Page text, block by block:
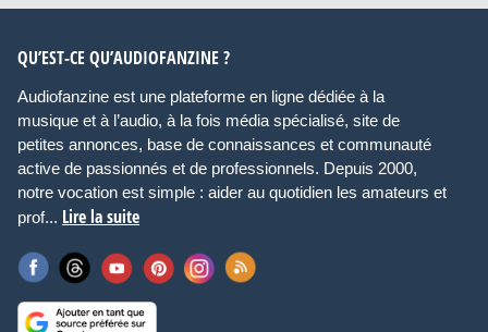
QU’EST-CE QU’AUDIOFANZINE ?
Audiofanzine est une plateforme en ligne dédiée à la
musique et à l’audio, à la fois média spécialisé, site de
petites annonces, base de connaissances et communauté
active de passionnés et de professionnels. Depuis 2000,
notre vocation est simple : aider au quotidien les amateurs et
prof... Lire la suite